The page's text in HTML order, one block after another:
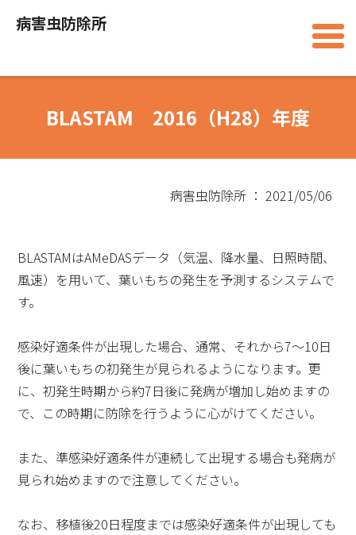
病害虫防除所
BLASTAM 2016（H28）年度
病害虫防除所 ： 2021/05/06
BLASTAMはAMeDASデータ（気温、降水量、日照時間、
風速）を用いて、葉いもちの発生を予測するシステムで
す。
感染好適条件が出現した場合、通常、それから7～10日
後に葉いもちの初発生が見られるようになります。更
に、初発生時期から約7日後に発病が増加し始めますの
で、この時期に防除を行うように心がけてください。
また、準感染好適条件が連続して出現する場合も発病が
見られ始めますので注意してください。
なお、移植後20日程度までは感染好適条件が出現しても